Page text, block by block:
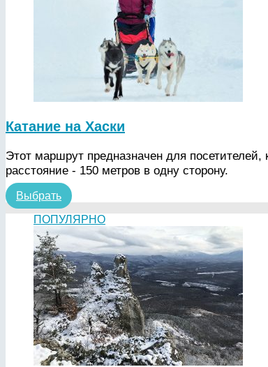
Катание на Хаски
Этот маршрут предназначен для посетителей,
расстояние - 150 метров в одну сторону.
Выбрать
ПОПУЛЯРНО